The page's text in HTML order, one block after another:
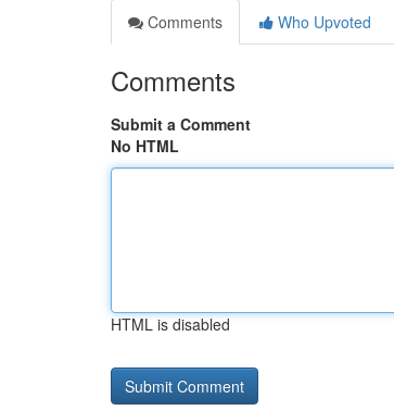
Comments
Who Upvoted
Comments
Submit a Comment
No HTML
HTML is disabled